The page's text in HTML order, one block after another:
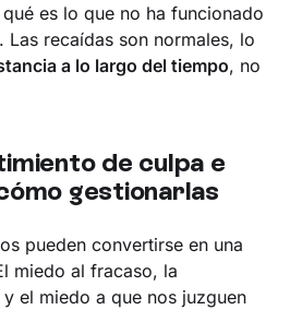
es lo que no ha funcionado
Las recaídas son normales, lo
a lo largo del tiempo, no
de culpa e
gestionarlas
pueden convertirse en una
miedo al fracaso, la
y el miedo a que nos juzguen